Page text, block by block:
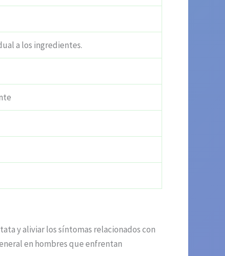
a los ingredientes.
y aliviar los síntomas relacionados con
en hombres que enfrentan